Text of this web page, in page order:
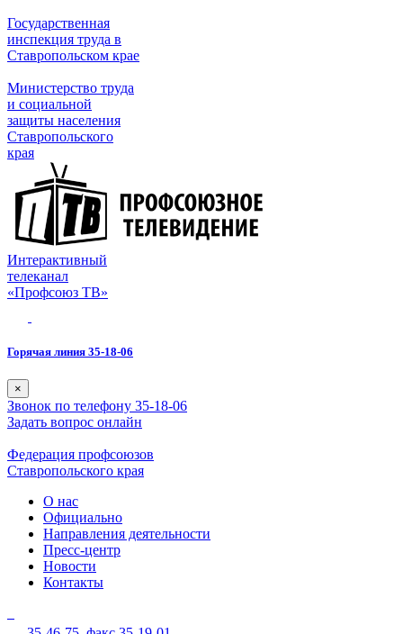
Государственная
инспекция труда в
Ставропольском крае
Министерство труда
и социальной
защиты населения
Ставропольского
края
Интерактивный
телеканал
«Профсоюз ТВ»
Горячая линия 35-18-06
×
Звонок по телефону 35-18-06
Задать вопрос онлайн
Федерация профсоюзов
Ставропольского края
О нас
Официально
Направления деятельности
Пресс-центр
Новости
Контакты